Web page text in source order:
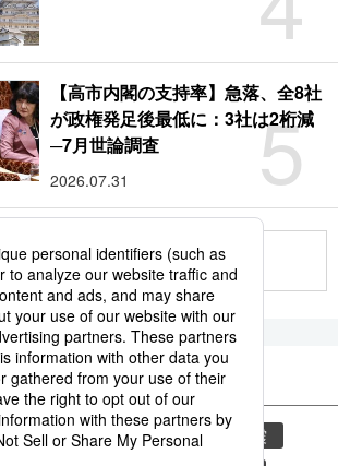
5
【高市内閣の支持率】急落、全8社
が政権発足後最低に：3社は2桁減
─7月世論調査
2026.07.31
もっと見る
ード
気象・災害 災害
地震